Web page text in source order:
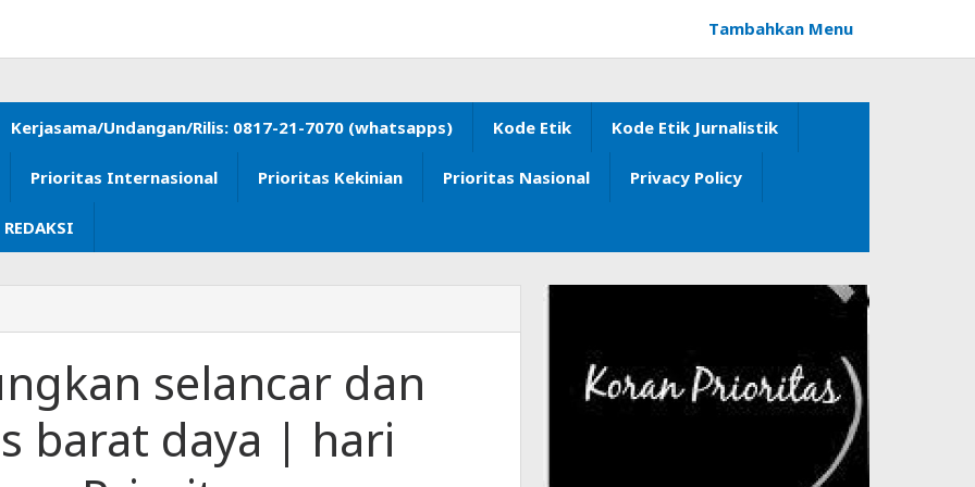
Tambahkan Menu
Kerjasama/Undangan/Rilis: 0817-21-7070 (whatsapps) Kode Etik Kode Etik Jurnalistik
Prioritas Internasional Prioritas Kekinian Prioritas Nasional Privacy Policy
selancar dan
barat daya | hari